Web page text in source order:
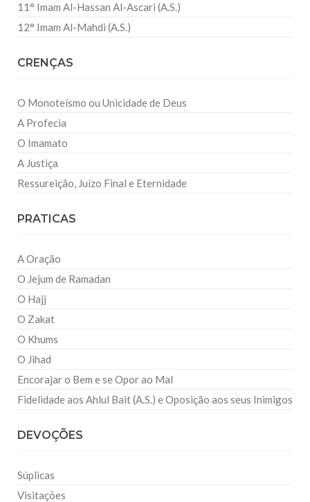
11° Imam Al-Hassan Al-Ascari (A.S.)
12° Imam Al-Mahdi (A.S.)
CRENÇAS
O Monoteísmo ou Unicidade de Deus
A Profecia
O Imamato
A Justiça
Ressureição, Juízo Final e Eternidade
PRATICAS
A Oração
O Jejum de Ramadan
O Hajj
O Zakat
O Khums
O Jihad
Encorajar o Bem e se Opor ao Mal
Fidelidade aos Ahlul Bait (A.S.) e Oposição aos seus Inimigos
DEVOÇÕES
Súplicas
Visitações